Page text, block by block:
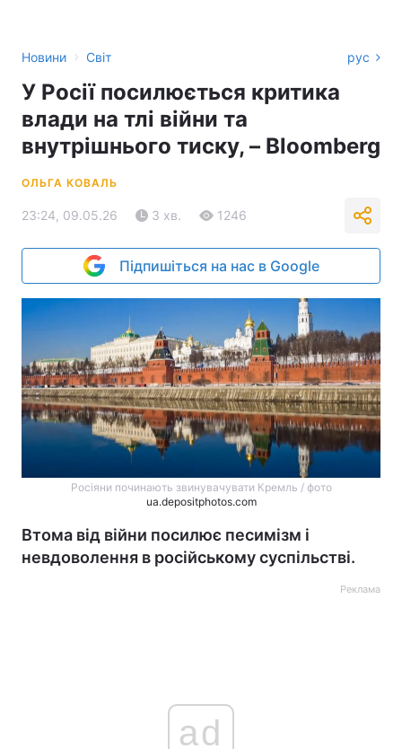
Новини › Світ рус
У Росії посилюється критика
влади на тлі війни та
внутрішнього тиску, – Bloomberg
ОЛЬГА КОВАЛЬ
23:24, 09.05.26 3 хв. 1246
Підпишіться на нас в Google
Росіяни починають звинувачувати Кремль / фото
ua.depositphotos.com
Втома від війни посилює песимізм і
невдоволення в російському суспільстві.
Реклама
ad